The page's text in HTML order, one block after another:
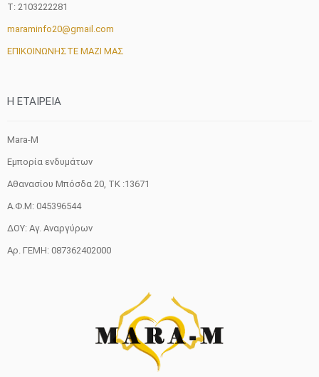
T: 2103222281
maraminfo20@gmail.com
ΕΠΙΚΟΙΝΩΝΗΣΤΕ ΜΑΖΙ ΜΑΣ
H ETAIΡΕΙΑ
Mara-M
Εμπορία ενδυμάτων
Αθανασίου Μπόσδα 20, ΤΚ :13671
Α.Φ.Μ: 045396544
ΔΟΥ: Αγ. Αναργύρων
Αρ. ΓΕΜΗ: 087362402000